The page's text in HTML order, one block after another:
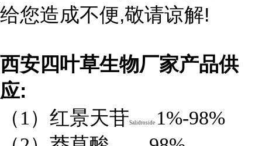
给您造成不便,敬请谅解!
西安四叶草生物厂家产品供
应:
（1）红景天苷Salidroside 1%-98%